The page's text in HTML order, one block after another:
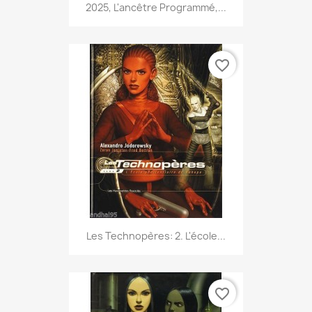
2025, L'ancêtre Programmé,...
Les Technopères: 2. L'école...
favorite_border
favorite_border